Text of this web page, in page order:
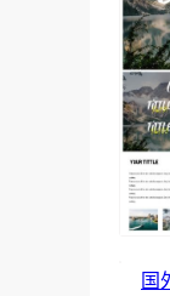
国